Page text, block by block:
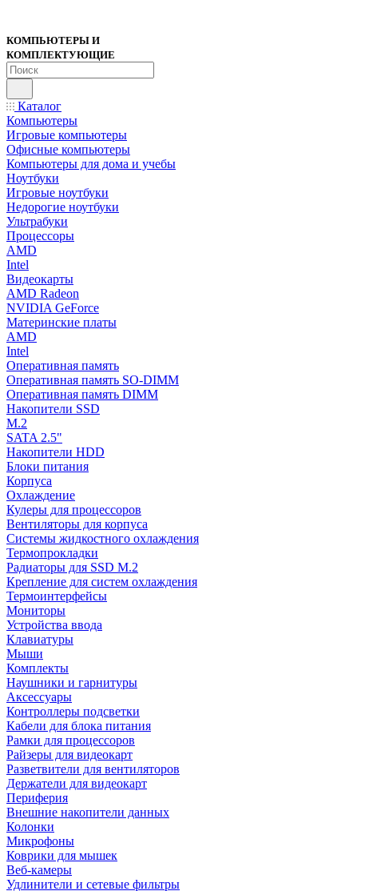
КОМПЬЮТЕРЫ И
КОМПЛЕКТУЮЩИЕ
Каталог
Компьютеры
Игровые компьютеры
Офисные компьютеры
Компьютеры для дома и учебы
Ноутбуки
Игровые ноутбуки
Недорогие ноутбуки
Ультрабуки
Процессоры
AMD
Intel
Видеокарты
AMD Radeon
NVIDIA GeForce
Материнские платы
AMD
Intel
Оперативная память
Оперативная память SO-DIMM
Оперативная память DIMM
Накопители SSD
M.2
SATA 2.5"
Накопители HDD
Блоки питания
Корпуса
Охлаждение
Кулеры для процессоров
Вентиляторы для корпуса
Системы жидкостного охлаждения
Термопрокладки
Радиаторы для SSD M.2
Крепление для систем охлаждения
Термоинтерфейсы
Мониторы
Устройства ввода
Клавиатуры
Мыши
Комплекты
Наушники и гарнитуры
Аксессуары
Контроллеры подсветки
Кабели для блока питания
Рамки для процессоров
Райзеры для видеокарт
Разветвители для вентиляторов
Держатели для видеокарт
Периферия
Внешние накопители данных
Колонки
Микрофоны
Коврики для мышек
Веб-камеры
Удлинители и сетевые фильтры